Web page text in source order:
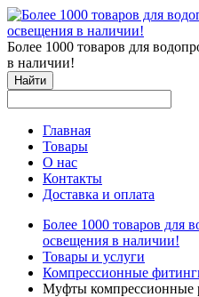
Более 1000 товаров для
в наличии!
Найти
Главная
Товары
О нас
Контакты
Доставка и оплата
Более 1000 товаров для
освещения в наличии!
Товары и услуги
Компрессионные
Муфты компрессионные